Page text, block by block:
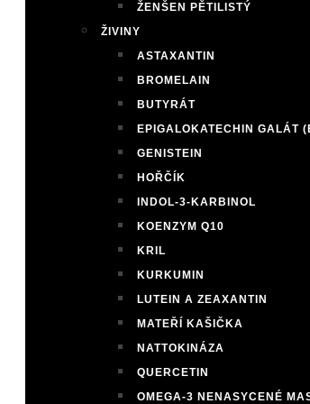
ŽENŠEN PĚTILISTÝ
ŽIVINY
ASTAXANTIN
BROMELAIN
BUTYRÁT
EPIGALOKATECHIN GALÁT
GENISTEIN
HOŘČÍK
INDOL-3-KARBINOL
KOENZYM Q10
KRIL
KURKUMIN
LUTEIN A ZEAXANTIN
MATEŘÍ KAŠIČKA
NATTOKINÁZA
QUERCETIN
OMEGA-3 NENASYCENÉ